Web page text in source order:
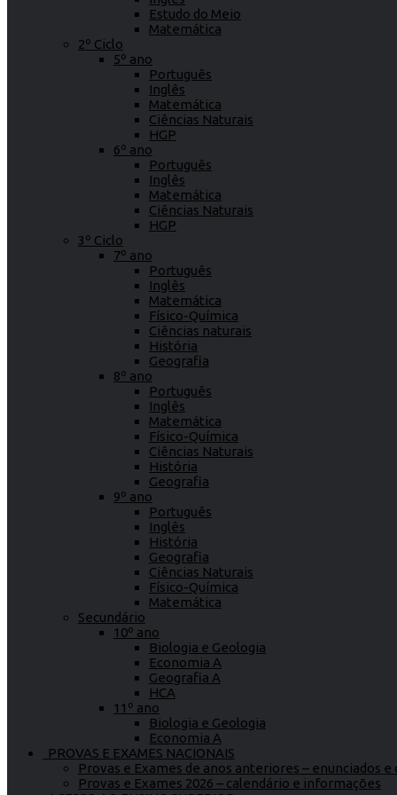
Estudo do Meio
Matemática
2º Ciclo
5º ano
Português
Inglês
Matemática
Ciências Naturais
HGP
6º ano
Português
Inglês
Matemática
Ciências Naturais
HGP
3º Ciclo
7º ano
Português
Inglês
Matemática
Físico-Química
Ciências naturais
História
Geografia
8º ano
Português
Inglês
Matemática
Físico-Química
Ciências Naturais
História
Geografia
9º ano
Português
Inglês
História
Geografia
Ciências Naturais
Físico-Química
Matemática
Secundário
10º ano
Biologia e Geologia
Economia A
Geografia A
HCA
11º ano
Biologia e Geologia
Economia A
PROVAS E EXAMES NACIONAIS
Provas e Exames de anos anteriores – enunciados
Provas e Exames 2026 – calendário e informações